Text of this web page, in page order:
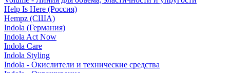
Help Is Here (Россия)
Hempz (США)
Indola (Германия)
Indola Act Now
Indola Care
Indola Styling
Indola - Окислители и технические средства